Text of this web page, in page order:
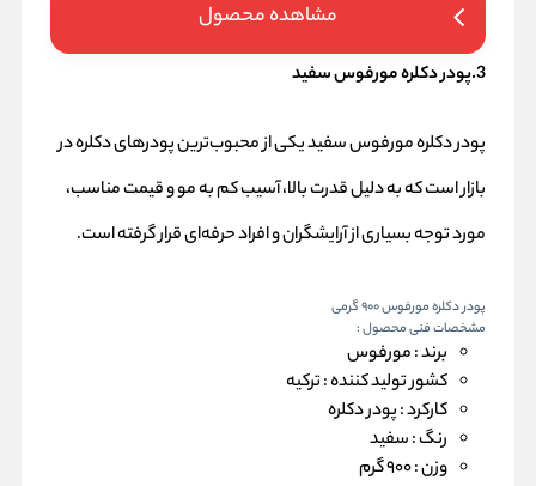
مشاهده محصول
3.پودر دکلره مورفوس سفید
پودر دکلره مورفوس سفید یکی از محبوب‌ترین پودرهای دکلره در
بازار است که به دلیل قدرت بالا، آسیب کم به مو و قیمت مناسب،
مورد توجه بسیاری از آرایشگران و افراد حرفه‌ای قرار گرفته است.
پودر دکلره مورفوس 900 گرمی
مشخصات فنی محصول :
برند :مورفوس
کشور تولید کننده :ترکیه
کارکرد :پودر دکلره
رنگ :سفید
وزن :900 گرم